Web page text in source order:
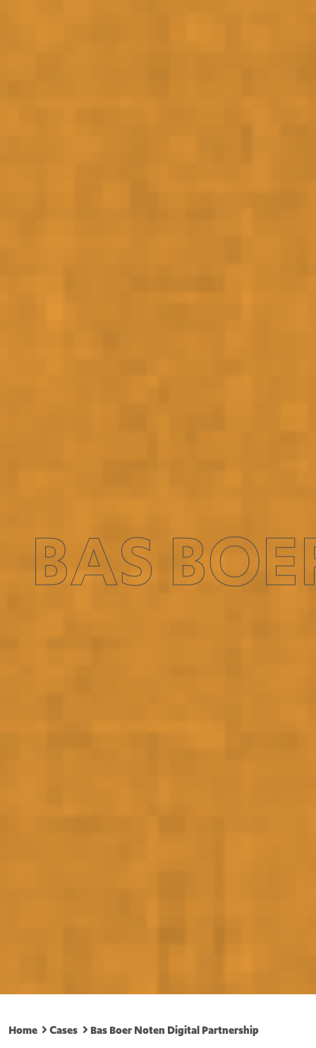
Home Cases Bas Boer Noten Digital Partnership